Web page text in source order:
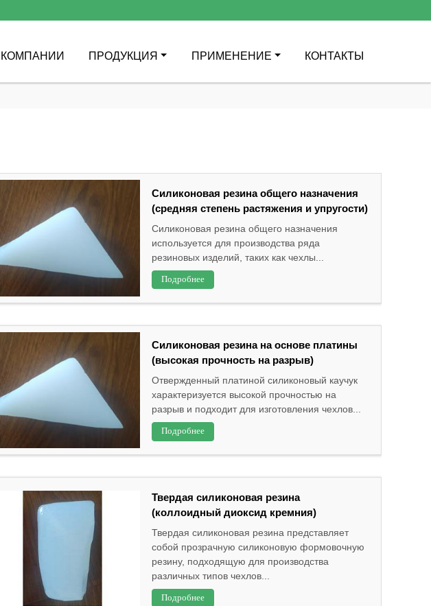
ПРОДУКЦИЯ ПРИМЕНЕНИЕ КОНТАКТЫ
Силиконовая резина общего назначения
(средняя степень растяжения и упругости)
Силиконовая резина общего назначения
используется для производства ряда
резиновых изделий, таких как чехлы...
Подробнее
Силиконовая резина на основе платины
(высокая прочность на разрыв)
Отвержденный платиной силиконовый каучук
характеризуется высокой прочностью на
разрыв и подходит для изготовления чехлов...
Подробнее
Твердая силиконовая резина
(коллоидный диоксид кремния)
Твердая силиконовая резина представляет
собой прозрачную силиконовую формовочную
резину, подходящую для производства
различных типов чехлов...
Подробнее